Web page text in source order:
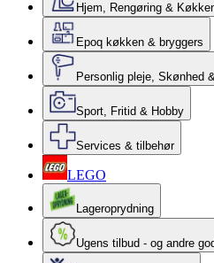
Hjem, Rengøring &
Epoq køkken & bryggers
Personlig pleje, Skønhed
Sport, Fritid & Hobby
Services & tilbehør
LEGO
Lageroprydning
Ugens tilbud - og andre